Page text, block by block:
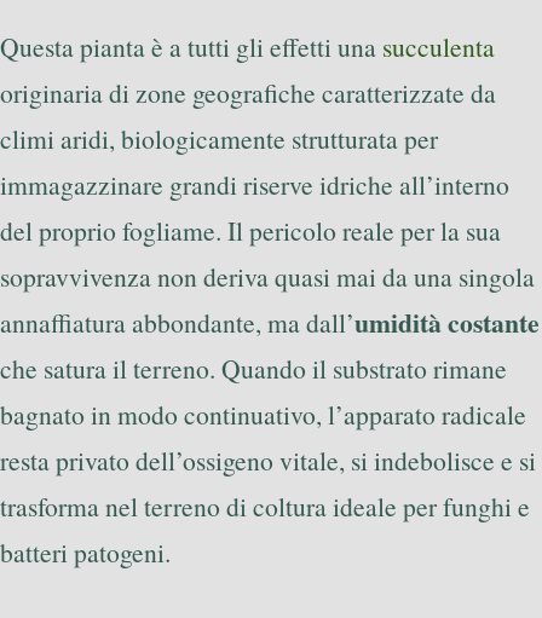
Questa pianta è a tutti gli effetti una succulenta
originaria di zone geografiche caratterizzate da
climi aridi, biologicamente strutturata per
immagazzinare grandi riserve idriche all’interno
del proprio fogliame. Il pericolo reale per la sua
sopravvivenza non deriva quasi mai da una singola
annaffiatura abbondante, ma dall’umidità costante
che satura il terreno. Quando il substrato rimane
bagnato in modo continuativo, l’apparato radicale
resta privato dell’ossigeno vitale, si indebolisce e si
trasforma nel terreno di coltura ideale per funghi e
batteri patogeni.